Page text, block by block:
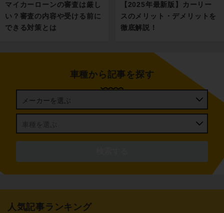
マイカーローンの審査は厳し
い？審査の内容や受ける前に
できる対策とは
【2025年最新版】カーリー
スのメリット・デメリットを
徹底解説！
車種から記事を探す
人気記事ランキング